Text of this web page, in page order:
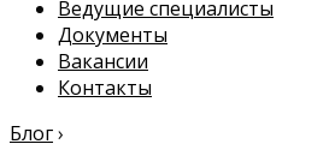
Ведущие специалисты
Документы
Вакансии
Контакты
Блог›